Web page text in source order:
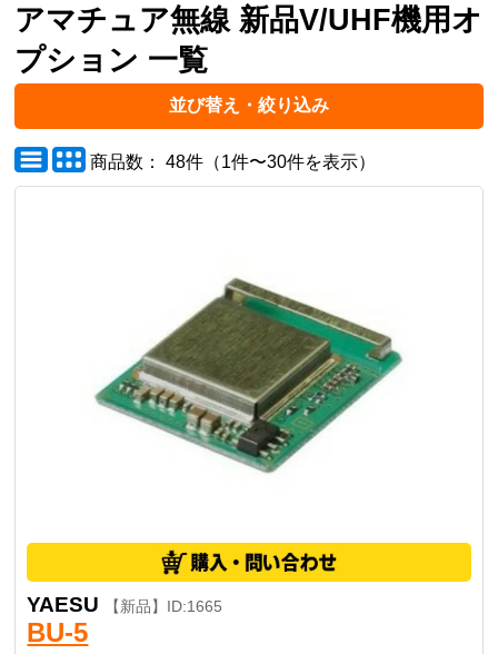
アマチュア無線 新品V/UHF機用オ
プション 一覧
並び替え・絞り込み
商品数： 48件（1件〜30件を表示）
YAESU 【新品】ID:1665
BU-5